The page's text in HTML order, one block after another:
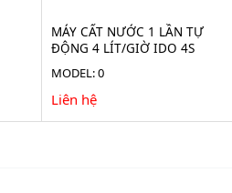
MÁY CẤT NƯỚC 1 LẦN TỰ
ĐỘNG 4 LÍT/GIỜ IDO 4S
MODEL: 0
Liên hệ